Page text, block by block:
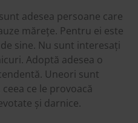
adesea persoane care
mărețe. Pentru ei este
sine. Nu sunt interesați
Adoptă adesea o
Uneori sunt
ce le provoacă
și darnice.